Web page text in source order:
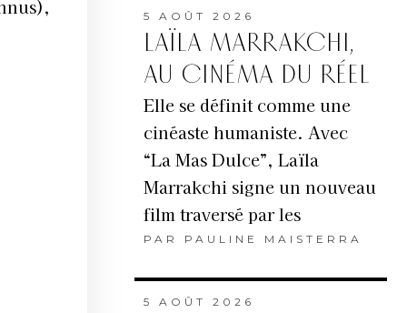
5 AOÛT 2026
LAÏLA MARRAKCHI,
AU CINÉMA DU RÉEL
Elle se définit comme une
cinéaste humaniste. Avec
“La Mas Dulce”, Laïla
Marrakchi signe un nouveau
film traversé par les
PAR PAULINE MAISTERRA
5 AOÛT 2026